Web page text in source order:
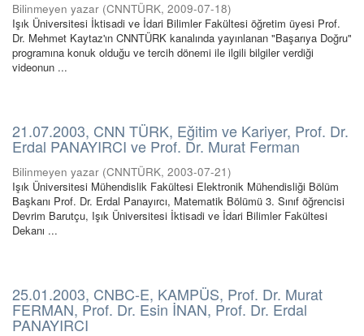
Bilinmeyen yazar (CNNTÜRK, 2009-07-18)
Işık Üniversitesi İktisadi ve İdari Bilimler Fakültesi öğretim üyesi Prof.
Dr. Mehmet Kaytaz'ın CNNTÜRK kanalında yayınlanan "Başarıya Doğru"
programına konuk olduğu ve tercih dönemi ile ilgili bilgiler verdiği
videonun ...
21.07.2003, CNN TÜRK, Eğitim ve Kariyer, Prof. Dr.
Erdal PANAYIRCI ve Prof. Dr. Murat Ferman
Bilinmeyen yazar (CNNTÜRK, 2003-07-21)
Işık Üniversitesi Mühendislik Fakültesi Elektronik Mühendisliği Bölüm
Başkanı Prof. Dr. Erdal Panayırcı, Matematik Bölümü 3. Sınıf öğrencisi
Devrim Barutçu, Işık Üniversitesi İktisadi ve İdari Bilimler Fakültesi
Dekanı ...
25.01.2003, CNBC-E, KAMPÜS, Prof. Dr. Murat
FERMAN, Prof. Dr. Esin İNAN, Prof. Dr. Erdal
PANAYIRCI